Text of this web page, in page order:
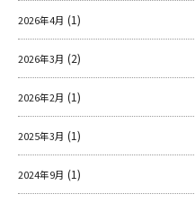
ＹＢＣオンデマンド
やまがた情熱市場
2026年4月 (1)
2026年3月 (2)
2026年2月 (1)
2025年3月 (1)
2024年9月 (1)